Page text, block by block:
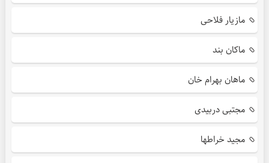
مازیار فلاحی
ماکان بند
ماهان بهرام خان
مجتبی دربیدی
مجید خراطها